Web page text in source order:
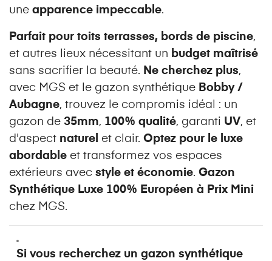
une apparence impeccable.
Parfait pour toits terrasses, bords de piscine,
et autres lieux nécessitant un budget maîtrisé
sans sacrifier la beauté. Ne cherchez plus,
avec MGS et le gazon synthétique Bobby /
Aubagne, trouvez le compromis idéal : un
gazon de 35mm, 100% qualité, garanti UV, et
d'aspect naturel et clair. Optez pour le luxe
abordable et transformez vos espaces
extérieurs avec style et économie. Gazon
Synthétique Luxe 100% Européen à Prix Mini
chez MGS.
Si vous recherchez un gazon synthétique